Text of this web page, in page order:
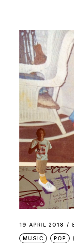
19 APRIL 2018
MUSIC
POP